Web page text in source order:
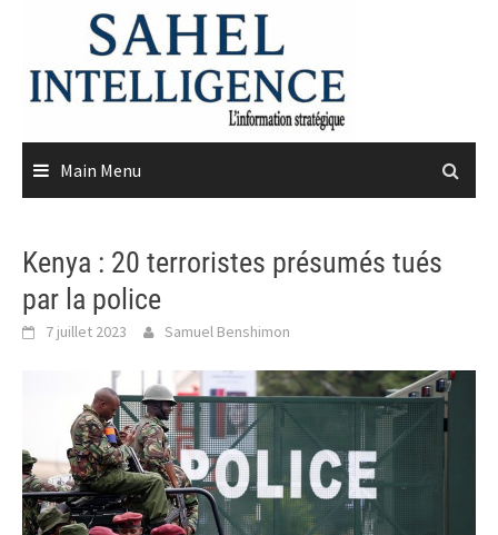
content
Main Menu
Kenya : 20 terroristes présumés tués
par la police
7 juillet 2023 Samuel Benshimon